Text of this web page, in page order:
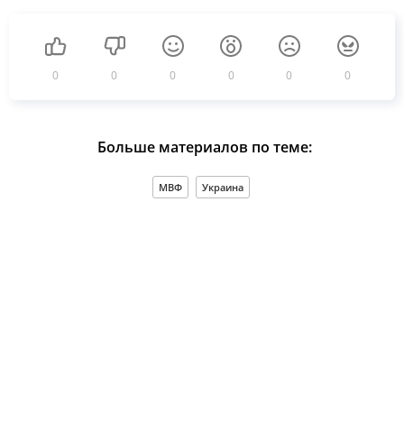
0 0 0 0 0 0
Больше материалов по теме:
МВФ Украина